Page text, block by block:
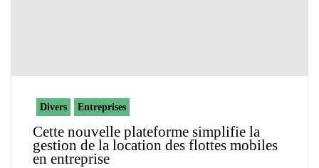
Divers Entreprises
Cette nouvelle plateforme simplifie la
gestion de la location des flottes mobiles
en entreprise